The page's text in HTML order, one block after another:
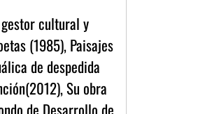
cultural y
(1985), Paisajes
de despedida
Su obra